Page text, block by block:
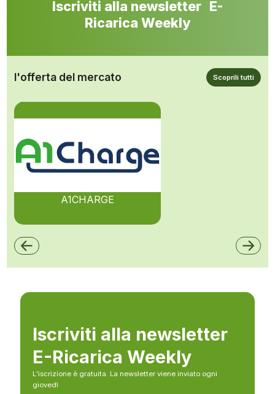
Iscriviti alla newsletter E-
Ricarica Weekly
l'offerta del mercato Scoprili tutti
A1CHARGE
Iscriviti alla newsletter
E-Ricarica Weekly
L’iscrizione è gratuita. La newsletter viene inviato ogni
giovedì